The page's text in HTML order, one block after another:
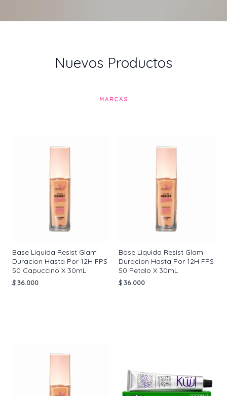
Nuevos Productos
MARCAS
Base Liquida Resist Glam
Duracion Hasta Por 12H FPS
50 Capuccino X 30mL
$36.000
Base Liquida Resist Glam
Duracion Hasta Por 12H FPS
50 Petalo X 30mL
$36.000